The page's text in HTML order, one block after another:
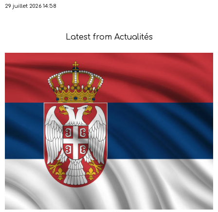
29 juillet 2026 14:58
Latest from Actualités